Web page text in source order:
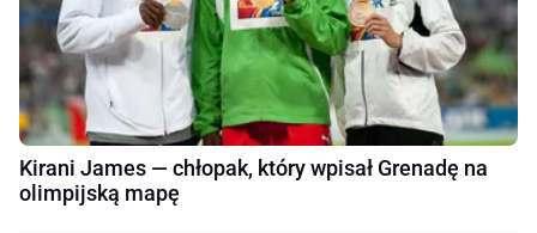
Kirani James — chłopak, który wpisał Grenadę na
olimpijską mapę